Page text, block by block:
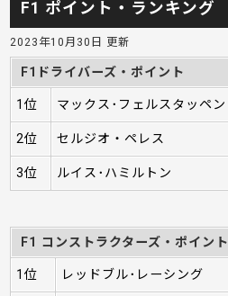
F1 ポイント・ランキング
2023年10月30日 更新
F1ドライバーズ・ポイント
1位 マックス･フェルスタッペン
2位 セルジオ・ペレス
3位 ルイス･ハミルトン
F1 コンストラクターズ・ポイント
1位 レッドブル･レーシング